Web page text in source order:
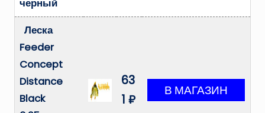
черный
Леска
Feeder
Concept
Distance
Black
63
1 ₽